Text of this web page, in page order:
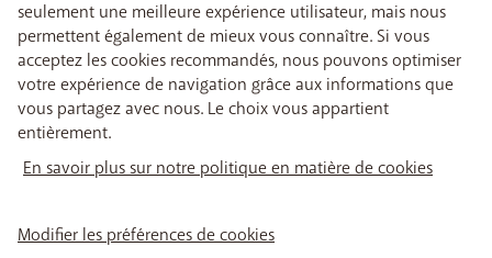
Abonnements GSM
Smartphones
Cartes prépayées
Internet
TV
Combiner
Promos
NOS SERVICES
eSIM
Data Jump
Free Data Day
Tarifs internationaux
PayByMobile
SUPPORT
Aide & Contact
My BASE
Easy Switch
LIENS UTILES
Activation SIM
Meilleurs smartphones
seulement une meilleure expérience utilisateur, mais nous
permettent également de mieux vous connaître. Si vous
acceptez les cookies recommandés, nous pouvons optimiser
votre expérience de navigation grâce aux informations que
vous partagez avec nous. Le choix vous appartient
entièrement.
En savoir plus sur notre politique en matière de cookies
Modifier les préférences de cookies